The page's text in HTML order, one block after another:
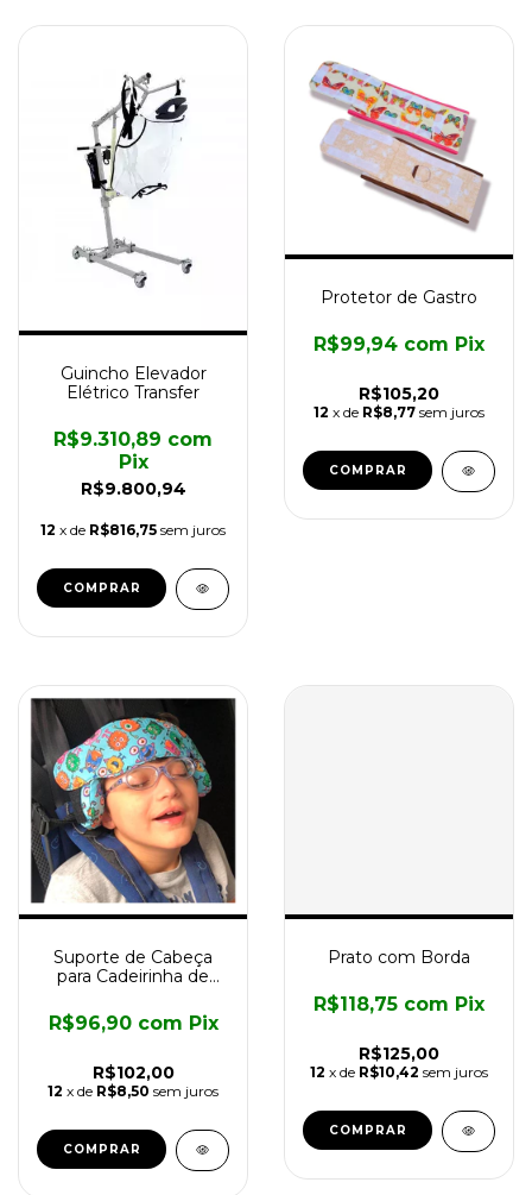
Guincho Elevador
Elétrico Transfer
R$9.800,94
R$9.310,89 com
Pix
12 x de R$816,75 sem juros
COMPRAR
Protetor de Gastro
R$105,20
R$99,94 com Pix
12 x de R$8,77 sem juros
COMPRAR
Suporte de Cabeça
para Cadeirinha de
R$102,00
R$96,90 com Pix
12 x de R$8,50 sem juros
Prato com Borda
R$125,00
R$118,75 com Pix
12 x de R$10,42 sem juros